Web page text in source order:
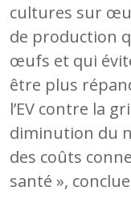
cultures sur
de production
œufs et qui
être plus
l’EV contre la
diminution du
des coûts
santé »,